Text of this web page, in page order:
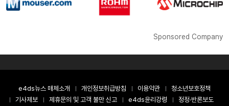
Sponsored Company
e4ds뉴스 매체소개 개인정보취급방침 이용약관
청소년보호정책
기사제보
제휴문의 및 고객 불만 신고 e4ds윤리강령
정정·반론보도